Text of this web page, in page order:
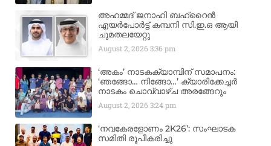
അഹമ്മദ് ജനാഹി ബഹ്‌റൈൻ
എയർപോർട്ട് കമ്പനി സി.ഇ.ഒ ആയി
ചുമതലയേറ്റു
August 2, 20263:36 pm
‘അകം’ നാടകക്യാമ്പിന് സമാപനം:
‘ഞങ്ങോ… നിങ്ങോ…’ ക്യാരിക്കേച്ചർ
നാടകം ചൊവ്വാഴ്ച അരങ്ങേറും
August 2, 20263:24 pm
‘നവകേരളോണം 2K26’: സംഘാടക
സമിതി രൂപീകരിച്ചു